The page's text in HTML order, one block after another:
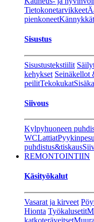
Tietokonetarvikkeet
pienkoneet
Sisustus
Sisustustekstiilit
kehykset Seinäkellot
peilitTekokukat
Siivous
Kylpyhuoneen
WCLattiatPyykinpesu
puhdistus&tiskaus
REMONTOINTIIN
Käsityökalut
Vasarat ja kirveet
Hionta Työkalusetit
katkoteräveitset